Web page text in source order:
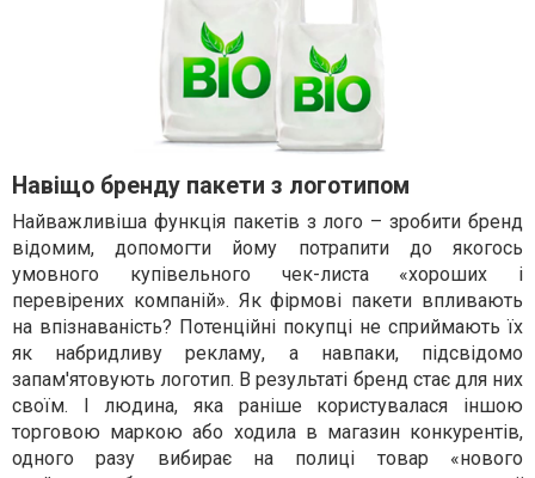
Навіщо бренду пакети з логотипом
Найважливіша функція пакетів з лого – зробити бренд
відомим, допомогти йому потрапити до якогось
умовного купівельного чек-листа «хороших і
перевірених компаній». Як фірмові пакети впливають
на впізнаваність? Потенційні покупці не сприймають їх
як набридливу рекламу, а навпаки, підсвідомо
запам'ятовують логотип. В результаті бренд стає для них
своїм. І людина, яка раніше користувалася іншою
торговою маркою або ходила в магазин конкурентів,
одного разу вибирає на полиці товар «нового